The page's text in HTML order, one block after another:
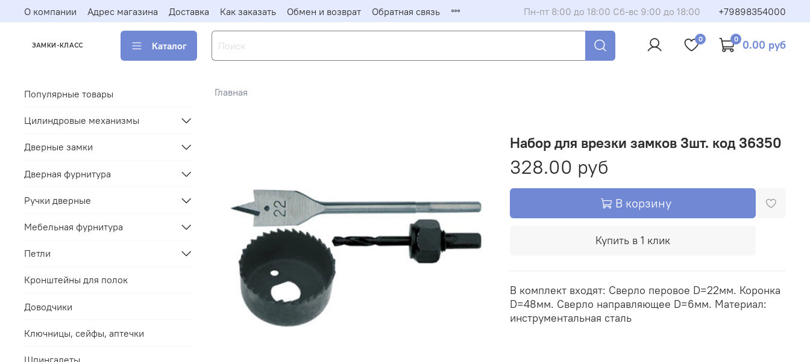
О компании Адрес магазина Доставка Как заказать Обмен и возврат Обратная связь Пн-пт 8:00 до 18:00 Сб-вс 9:00 до 18:00 +79898354000
ЗАМКИ-КЛАСС Каталог
0 0 0.00 руб
Главная
Набор для врезки замков 3шт. код 36350
328.00 руб
В корзину
Купить в 1 клик
В комплект входят: Сверло перовое D=22мм. Коронка
D=48мм. Сверло направляющее D=6мм. Материал:
инструментальная сталь
Популярные товары
Цилиндровые механизмы
Дверные замки
Дверная фурнитура
Ручки дверные
Мебельная фурнитура
Петли
Кронштейны для полок
Доводчики
Ключницы, сейфы, аптечки
Шпингалеты